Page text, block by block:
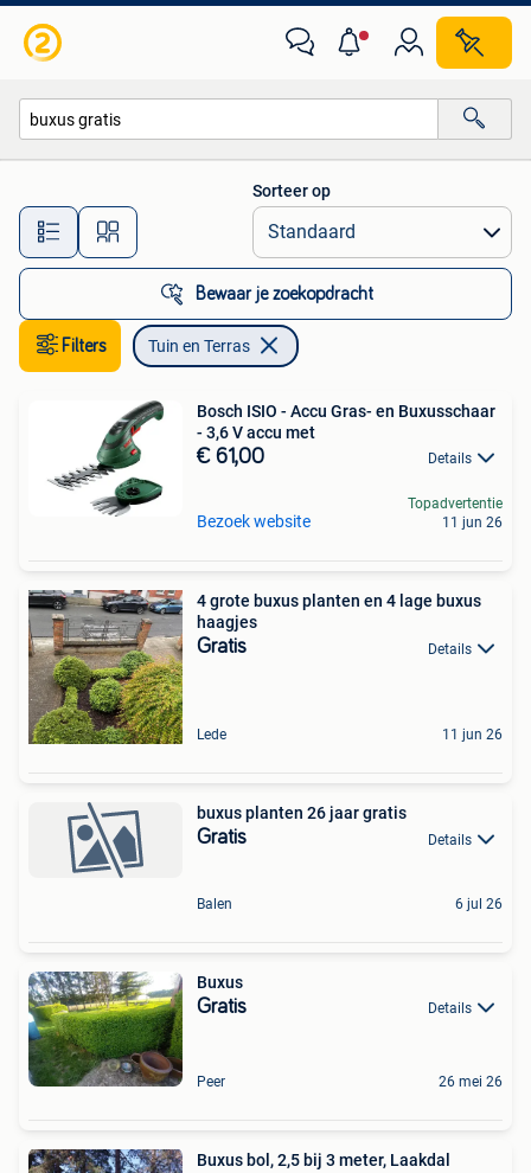
Alle afstanden…
Sorteer op
Bewaar je zoekopdracht
Filters Tuin en Terras
Bosch ISIO - Accu Gras- en Buxusschaar
- 3,6 V accu met
€ 61,00 Details
Bezoek website
Topadvertentie
11 jun 26
4 grote buxus planten en 4 lage buxus
haagjes
Gratis Details
Lede 11 jun 26
buxus planten 26 jaar gratis
Gratis Details
Balen 6 jul 26
Buxus
Gratis Details
Peer 26 mei 26
Buxus bol, 2,5 bij 3 meter, Laakdal